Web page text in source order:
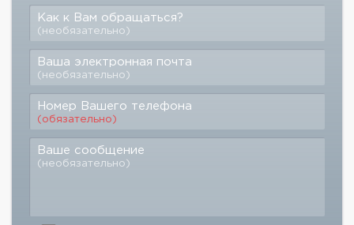
Как к Вам обращаться?
(необязательно)
Ваша электронная почта
(необязательно)
Номер Вашего телефона
(обязательно)
Ваше сообщение
(необязательно)